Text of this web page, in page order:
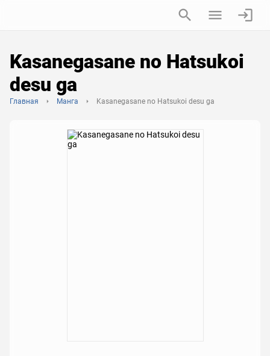
Kasanegasane no Hatsukoi
desu ga
Главная Манга Kasanegasane no Hatsukoi desu ga